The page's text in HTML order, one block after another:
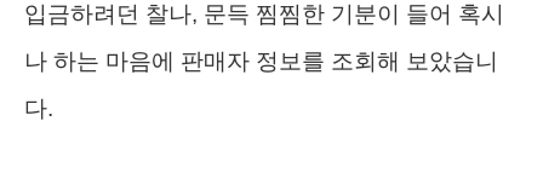
입금하려던 찰나, 문득 찜찜한 기분이 들어 혹시
나 하는 마음에 판매자 정보를 조회해 보았습니
다.